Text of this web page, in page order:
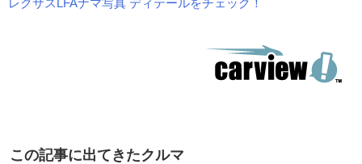
この記事に出てきたクルマ